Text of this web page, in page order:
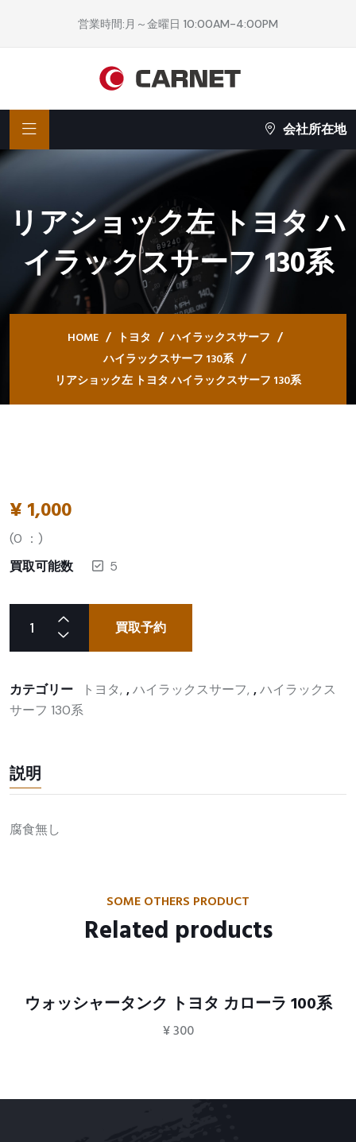
営業時間:月～金曜日 10:00AM-4:00PM
会社所在地
リアショック左 トヨタ ハ
イラックスサーフ 130系
HOME トヨタ
ハイラックスサーフ
ハイラックスサーフ 130系
リアショック左 トヨタ ハイラックスサーフ 130系
¥ 1,000
(0 ：)
買取可能数
5
買取予約
カテゴリー トヨタ ,ハイラックスサーフ ,ハイラックス
サーフ 130系
説明
腐食無し
SOME OTHERS PRODUCT
Related products
ウォッシャータンク トヨタ カローラ 100系
300